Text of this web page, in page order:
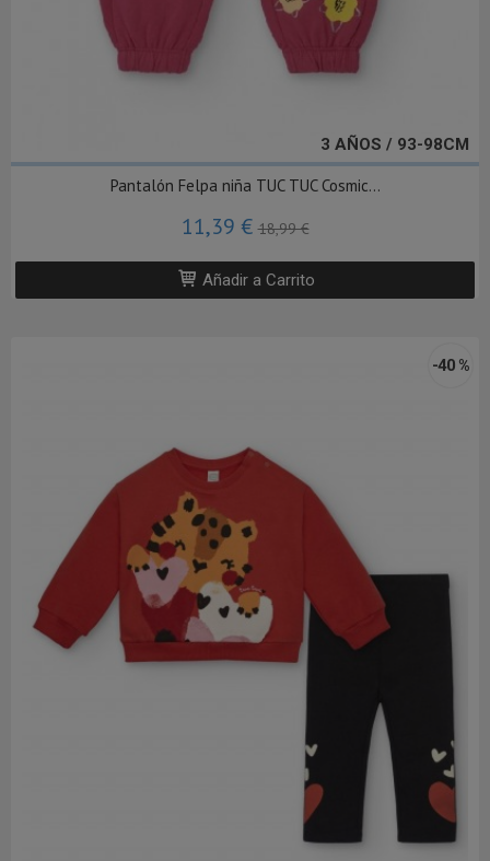
3 AÑOS / 93-98CM
Pantalón Felpa niña TUC TUC Cosmic...
11,39 €18,99 €
Añadir a Carrito
-40 %